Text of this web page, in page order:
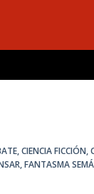
,CIENCIA FICCIÓN,
,FANTASMA